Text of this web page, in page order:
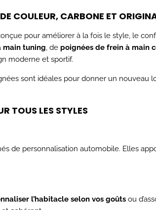
COULEUR, CARBONE ET
pour améliorer à la fois le style, le
main tuning, de poignées de frein à main
moderne et sportif.
sont idéales pour donner un
TOUS LES STYLES
de personnalisation automobile. Elles
l’habitacle selon vos goûts ou